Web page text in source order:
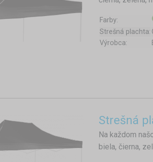
Farby:
Strešná plachta:
Výrobca:
Strešná
Na každom
biela, čierna,